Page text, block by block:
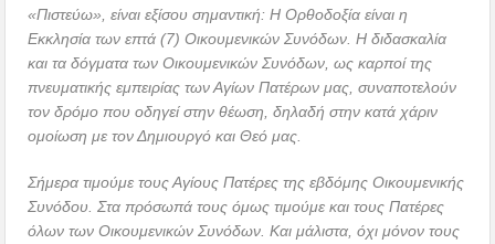
«Πιστεύω», είναι εξίσου σημαντική: Η Ορθοδοξία είναι η
Εκκλησία των επτά (7) Οικουμενικών Συνόδων. Η διδασκαλία
και τα δόγματα των Οικουμενικών Συνόδων, ως καρποί της
πνευματικής εμπειρίας των Αγίων Πατέρων μας, συναποτελούν
τον δρόμο που οδηγεί στην θέωση, δηλαδή στην κατά χάριν
ομοίωση με τον Δημιουργό και Θεό μας.
Σήμερα τιμούμε τους Αγίους Πατέρες της εβδόμης Οικουμενικής
Συνόδου. Στα πρόσωπά τους όμως τιμούμε και τους Πατέρες
όλων των Οικουμενικών Συνόδων. Και μάλιστα, όχι μόνον τους